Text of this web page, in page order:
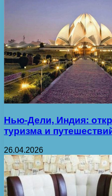
Нью-Дели, Индия:
туризма и
26.04.2026